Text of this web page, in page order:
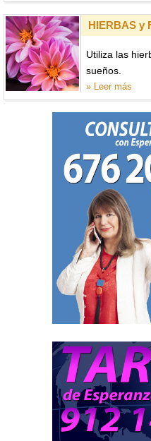
HIERBAS y
Utiliza las
sueños.
» Leer más